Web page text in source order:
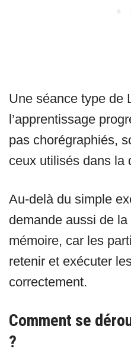
Une séance type de
l’apprentissage
pas chorégraphiés,
ceux utilisés dans la
Au-delà du simple
demande aussi de
mémoire, car les
retenir et exécuter
correctement.
Comment se
?